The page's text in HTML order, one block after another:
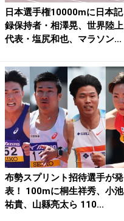
日本選手権10000mに日本記
録保持者・相澤晃、世界陸上
代表・塩尻和也、マラソン...
布勢スプリント招待選手が発
表！ 100mに桐生祥秀、小池
祐貴、山縣亮太ら 110...